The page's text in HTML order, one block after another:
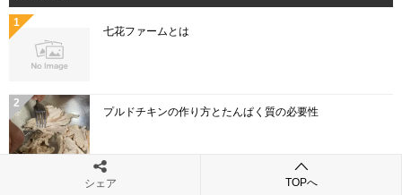
七花ファームとは
プルドチキンの作り方とたんぱく質の必要性
シェア TOPへ